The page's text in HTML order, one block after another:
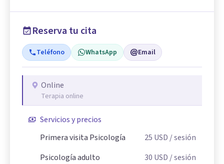
Reserva tu cita
Teléfono WhatsApp Email
Online
Terapia online
Servicios y precios
Primera visita Psicología
25 USD / sesión
Psicología adulto
30 USD / sesión